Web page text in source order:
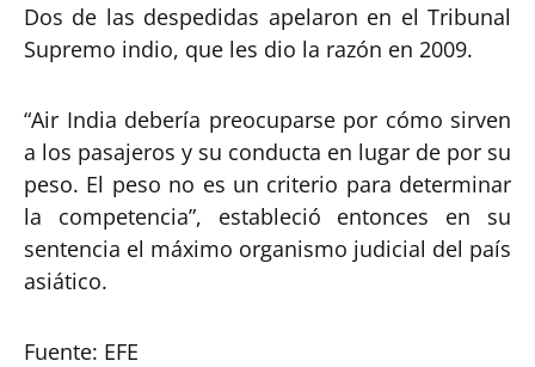
Dos de las despedidas apelaron en el Tribunal
Supremo indio, que les dio la razón en 2009.
“Air India debería preocuparse por cómo sirven
a los pasajeros y su conducta en lugar de por su
peso. El peso no es un criterio para determinar
la competencia”, estableció entonces en su
sentencia el máximo organismo judicial del país
asiático.
Fuente: EFE